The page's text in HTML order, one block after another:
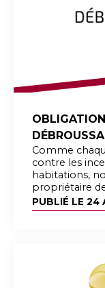
Comme
contre les
habitations,
propriétaire
PUBLIÉ LE 24